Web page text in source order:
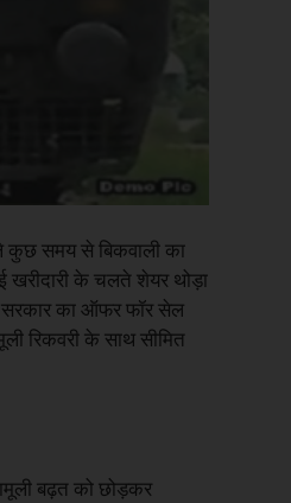
कुछ समय से बिकवाली का
खरीदारी के चलते शेयर थोड़ा
सरकार का ऑफर फॉर सेल
रिकवरी के साथ सीमित
बढ़त को छोड़कर